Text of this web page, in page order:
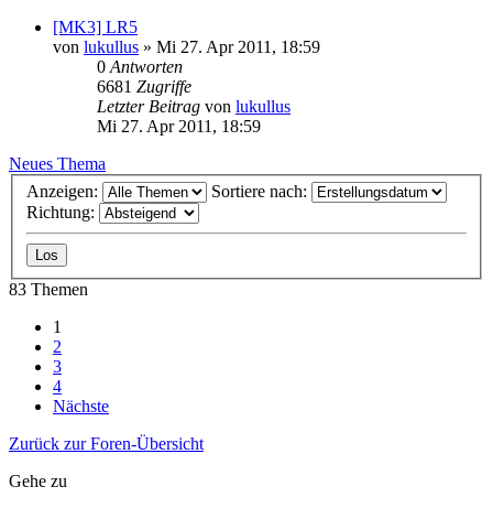
[MK3] LR5
von lukullus » Mi 27. Apr 2011, 18:59
0 Antworten
6681 Zugriffe
Letzter Beitrag von lukullus
Mi 27. Apr 2011, 18:59
Neues Thema
Anzeigen:
Sortiere nach:
Richtung:
83 Themen
1
2
3
4
Nächste
Zurück zur Foren-Übersicht
Gehe zu